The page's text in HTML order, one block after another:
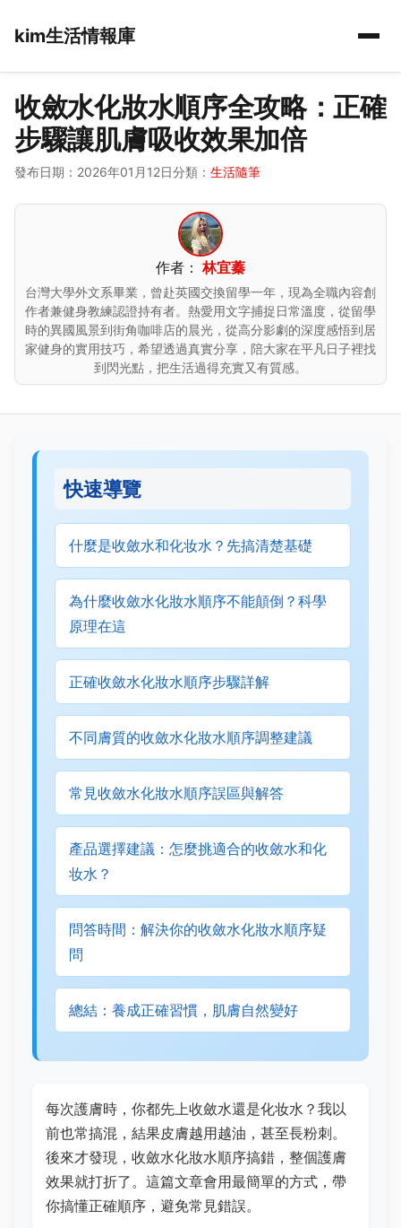
kim生活情報庫
收斂水化妝水順序全攻略：正確
步驟讓肌膚吸收效果加倍
發布日期：2026年01月12日分類： 生活隨筆
作者：林宜蓁
台灣大學外文系畢業，曾赴英國交換留學一年，現為全職內容創
作者兼健身教練認證持有者。熱愛用文字捕捉日常溫度，從留學
時的異國風景到街角咖啡店的晨光，從高分影劇的深度感悟到居
家健身的實用技巧，希望透過真實分享，陪大家在平凡日子裡找
到閃光點，把生活過得充實又有質感。
快速導覽
什麼是收斂水和化妆水？先搞清楚基礎
為什麼收斂水化妝水順序不能顛倒？科學
原理在這
正確收斂水化妝水順序步驟詳解
不同膚質的收斂水化妝水順序調整建議
常見收斂水化妝水順序誤區與解答
產品選擇建議：怎麼挑適合的收斂水和化
妆水？
問答時間：解決你的收斂水化妝水順序疑
問
總結：養成正確習慣，肌膚自然變好
每次護膚時，你都先上收斂水還是化妆水？我以
前也常搞混，結果皮膚越用越油，甚至長粉刺。
後來才發現，收斂水化妝水順序搞錯，整個護膚
效果就打折了。這篇文章會用最簡單的方式，帶
你搞懂正確順序，避免常見錯誤。